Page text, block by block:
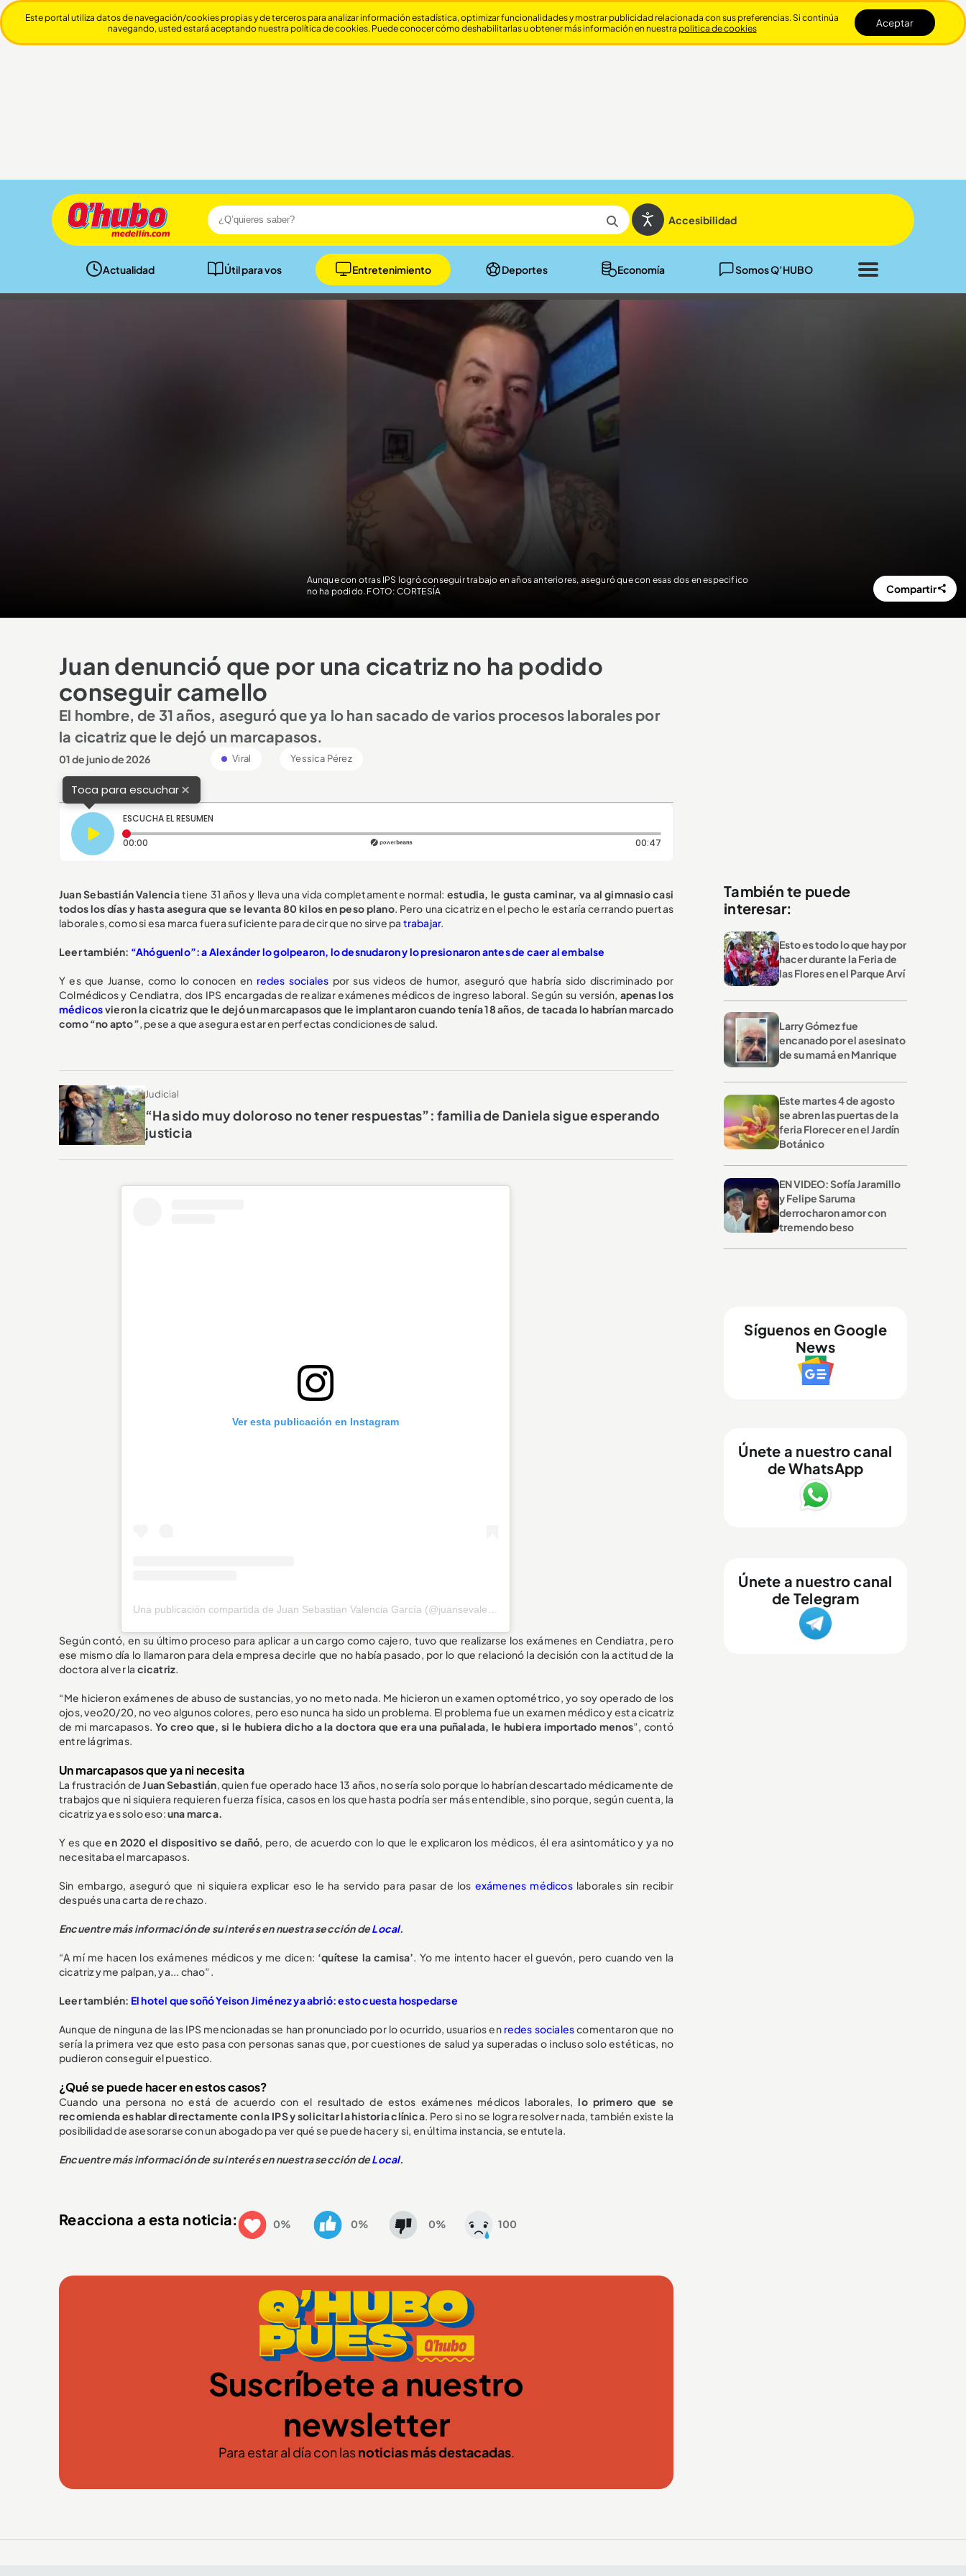
Accesibilidad
Actualidad Útil para vos Entretenimiento Deportes Economía Somos Q’HUBO
Cerrar
Aunque con otras IPS logró conseguir trabajo en años anteriores, aseguró que con esas dos en especifico
no ha podido. FOTO: CORTESÍA
Compartir
Juan denunció que por una cicatriz no ha podido
conseguir camello
El hombre, de 31 años, aseguró que ya lo han sacado de varios procesos laborales por
la cicatriz que le dejó un marcapasos.
01 de junio de 2026 Viral Yessica Pérez
Toca para escuchar×
ESCUCHA EL RESUMEN
00:00
00:47Duración: 47 segundos
Juan Sebastián Valenciatiene 31 años y lleva una vida completamente normal: estudia, le gusta caminar, va al gimnasio casi
todos los días y hasta asegura que se levanta 80 kilos en peso plano. Pero una cicatriz en el pecho le estaría cerrando puertas
laborales, como si esa marca fuera suficiente para decir que no sirve pa trabajar.
Leer también: “Ahóguenlo”: a Alexánder lo golpearon, lo desnudaron y lo presionaron antes de caer al embalse
Y es que Juanse, como lo conocen en redes sociales por sus videos de humor, aseguró que habría sido discriminado por
Colmédicos y Cendiatra, dos IPS encargadas de realizar exámenes médicos de ingreso laboral. Según su versión, apenas los
médicosvieron la cicatriz que le dejó un marcapasos que le implantaron cuando tenía 18 años, de tacada lo habrían marcado
como “no apto”, pese a que asegura estar en perfectas condiciones de salud.
Judicial
“Ha sido muy doloroso no tener respuestas”: familia de Daniela sigue esperando
justicia
Ver esta publicación en Instagram
Según contó, en su último proceso para aplicar a un cargo como cajero, tuvo que realizarse los exámenes en Cendiatra, pero
ese mismo día lo llamaron para dela empresa decirle que no había pasado, por lo que relacionó la decisión con la actitud de la
doctora al ver la cicatriz.
“Me hicieron exámenes de abuso de sustancias, yo no meto nada. Me hicieron un examen optométrico, yo soy operado de los
ojos, veo20/20, no veo algunos colores, pero eso nunca ha sido un problema. El problema fue un examen médico y esta cicatriz
de mi marcapasos. Yo creo que, si le hubiera dicho a la doctora que era una puñalada, le hubiera importado menos”, contó
entre lágrimas.
Un marcapasos que ya ni necesita
La frustración deJuan Sebastián, quien fue operado hace 13 años, no sería solo porque lo habrían descartado médicamente de
trabajos que ni siquiera requieren fuerza física, casos en los que hasta podría ser más entendible, sino porque, según cuenta, la
cicatriz ya es solo eso:una marca.
Y es queen 2020 el dispositivo se dañó, pero, de acuerdo con lo que le explicaron los médicos, él era asintomático y ya no
necesitaba el marcapasos.
Sin embargo, aseguró que ni siquiera explicar eso le ha servido para pasar de los exámenes médicos laborales sin recibir
después una carta de rechazo.
Encuentre más información de su interés en nuestra sección deLocal.
“A mí me hacen los exámenes médicos y me dicen: ‘quítese la camisa’. Yo me intento hacer el guevón, pero cuando ven la
cicatriz y me palpan, ya... chao”.
Leer también: El hotel que soñó Yeison Jiménez ya abrió: esto cuesta hospedarse
Aunque de ninguna de las IPS mencionadas se han pronunciado por lo ocurrido, usuarios enredes socialescomentaron que no
sería la primera vez que esto pasa con personas sanas que, por cuestiones de salud ya superadas o incluso solo estéticas, no
pudieron conseguir el puestico.
¿Qué se puede hacer en estos casos?
Cuando una persona no está de acuerdo con el resultado de estos exámenes médicos laborales,lo primero que se
recomienda es hablar directamente con la IPS y solicitar la historia clínica. Pero si no se logra resolver nada, también existe la
posibilidad de asesorarse con un abogado pa ver qué se puede hacer y si, en última instancia, se entutela.
Encuentre más información de su interés en nuestra sección deLocal.
Reacciona a esta noticia: 0% 0% 0% 100
Suscríbete a nuestro
newsletter
Para estar al día con lasnoticias más destacadas.
También te puede
interesar:
Esto es todo lo que hay por
hacer durante la Feria de
las Flores en el Parque Arví
Larry Gómez fue
encanado por el asesinato
de su mamá en Manrique
Este martes 4 de agosto
se abren las puertas de la
feria Florecer en el Jardín
Botánico
EN VIDEO: Sofía Jaramillo
y Felipe Saruma
derrocharon amor con
tremendo beso
Síguenos en Google
News
Únete a nuestro canal
de WhatsApp
Únete a nuestro canal
de Telegram
Este portal utiliza datos de navegación/cookies propias y de terceros para analizar información estadística, optimizar funcionalidades y mostrar publicidad relacionada con sus preferencias. Si continúa
navegando, usted estará aceptando nuestra política de cookies. Puede conocer cómo deshabilitarlas u obtener más información en nuestra politica de cookies Aceptar